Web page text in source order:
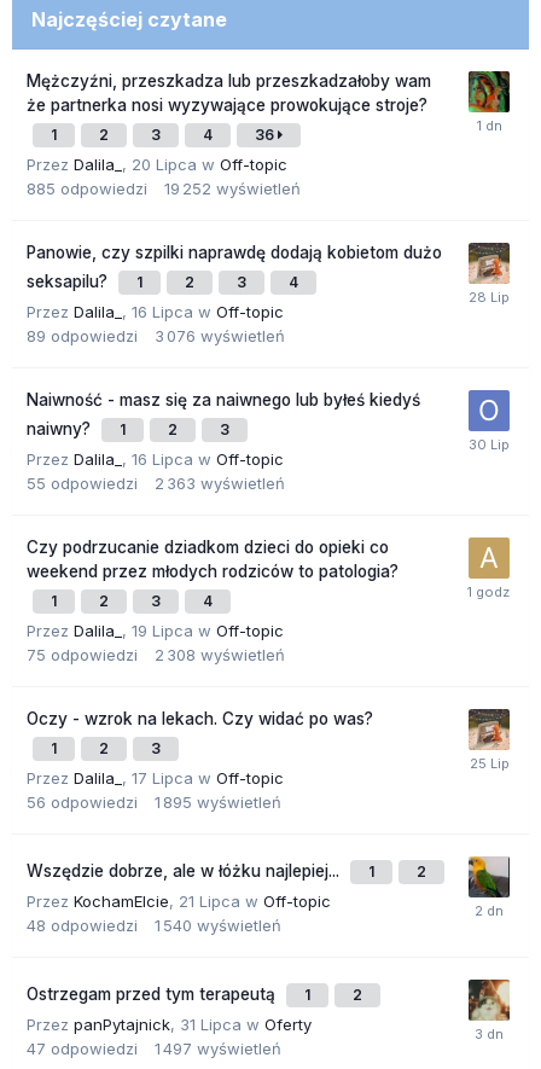
Najczęściej czytane
Mężczyźni, przeszkadza lub przeszkadzałoby wam
że partnerka nosi wyzywające prowokujące stroje?
1 2 3 4 36
Przez Dalila_ , 20 Lipca w Off-topic
885 odpowiedzi 19 252 wyświetleń
Panowie, czy szpilki naprawdę dodają kobietom dużo
seksapilu?
1 2 3 4
Przez Dalila_ , 16 Lipca w Off-topic
89 odpowiedzi 3 076 wyświetleń
Naiwność - masz się za naiwnego lub byłeś kiedyś
naiwny?
1 2 3
Przez Dalila_ , 16 Lipca w Off-topic
55 odpowiedzi 2 363 wyświetleń
Czy podrzucanie dziadkom dzieci do opieki co
weekend przez młodych rodziców to patologia?
1 2 3 4
Przez Dalila_ , 19 Lipca w Off-topic
75 odpowiedzi 2 308 wyświetleń
Oczy - wzrok na lekach. Czy widać po was?
1 2 3
Przez Dalila_ , 17 Lipca w Off-topic
56 odpowiedzi 1 895 wyświetleń
Wszędzie dobrze, ale w łóżku najlepiej... 1 2
Przez KochamElcie, 21 Lipca w Off-topic
48 odpowiedzi 1 540 wyświetleń
Ostrzegam przed tym terapeutą 1 2
Przez panPytajnick, 31 Lipca w Oferty
47 odpowiedzi 1 497 wyświetleń